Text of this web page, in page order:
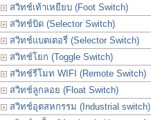
สวิทช์เท้าเหยียบ (Foot Switch)
สวิทช์บิด (Selector Switch)
สวิทช์แบตเตอรี่ (Selector Switch)
สวิทช์โยก (Toggle Switch)
สวิทช์รีโมท WIFI (Remote Switch)
สวิทช์ลูกลอย (Float Switch)
สวิทช์อุตสหกรรม (Industrial switch)